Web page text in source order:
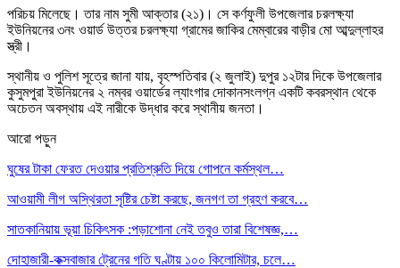
পরিচয় মিলেছে। তার নাম সুমী আক্তার (২১)। সে কর্ণফুলী উপজেলার চরলক্ষ্যা
ইউনিয়নের ৩নং ওয়ার্ড উত্তর চরলক্ষ্যা গ্রামের জাকির মেম্বারের বাড়ীর মো আব্দুল্লাহর
স্ত্রী।
স্থানীয় ও পুলিশ সূত্রে জানা যায়, বৃহস্পতিবার (২ জুলাই) দুপুর ১২টার দিকে উপজেলার
কুসুমপুরা ইউনিয়নের ২ নম্বর ওয়ার্ডের ল্যাংগার দোকানসংলগ্ন একটি কবরস্থান থেকে
অচেতন অবস্থায় এই নারীকে উদ্ধার করে স্থানীয় জনতা।
আরো পড়ুন
ঘুষের টাকা ফেরত দেওয়ার প্রতিশ্রুতি দিয়ে গোপনে কর্মস্থল…
আওয়ামী লীগ অস্থিরতা সৃষ্টির চেষ্টা করছে, জনগণ তা গ্রহণ করবে…
সাতকানিয়ায় ভূয়া চিকিৎসক :পড়াশোনা নেই তবুও তারা বিশেষজ্ঞ,…
দোহাজারী-কক্সবাজার ট্রেনের গতি ঘণ্টায় ১০০ কিলোমিটার, চলে…